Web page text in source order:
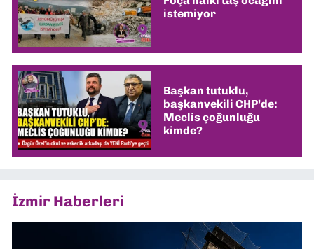
istemiyor
Başkan tutuklu,
başkanvekili CHP’de:
Meclis çoğunluğu
kimde?
İzmir Haberleri